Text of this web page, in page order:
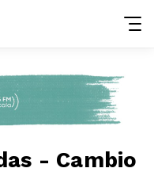
- Cambio